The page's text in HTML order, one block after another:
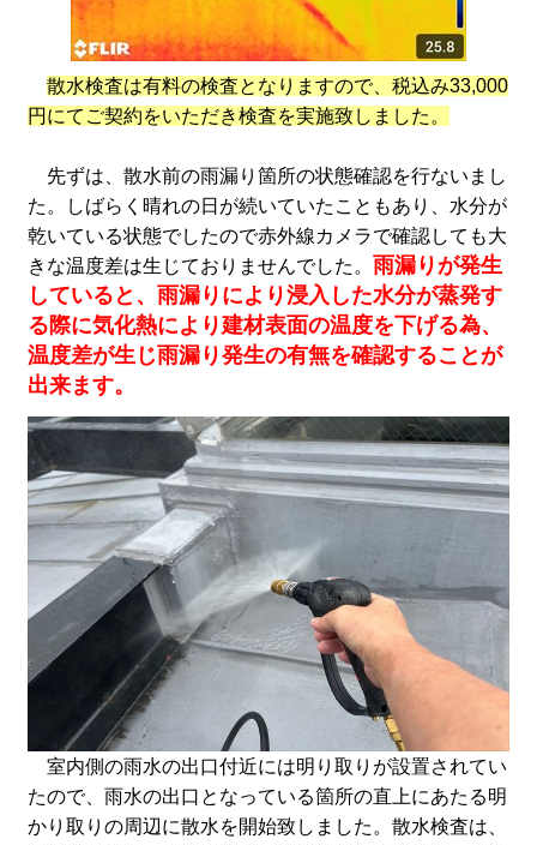
散水検査は有料の検査となりますので、税込み33,000
円にてご契約をいただき検査を実施致しました。
先ずは、散水前の雨漏り箇所の状態確認を行ないまし
た。しばらく晴れの日が続いていたこともあり、水分が
乾いている状態でしたので赤外線カメラで確認しても大
きな温度差は生じておりませんでした。 雨漏りが発生
していると、雨漏りにより浸入した水分が蒸発す
る際に気化熱により建材表面の温度を下げる為、
温度差が生じ雨漏り発生の有無を確認することが
出来ます。
室内側の雨水の出口付近には明り取りが設置されてい
たので、雨水の出口となっている箇所の直上にあたる明
かり取りの周辺に散水を開始致しました。散水検査は、